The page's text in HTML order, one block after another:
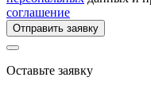
соглашение
Отправить заявку
Оставьте заявку